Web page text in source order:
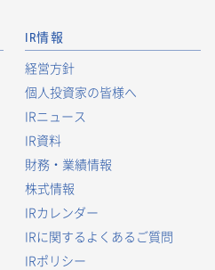
IR情報
経営方針
個人投資家の皆様へ
IRニュース
IR資料
財務・業績情報
株式情報
IRカレンダー
IRに関するよくあるご質問
IRポリシー